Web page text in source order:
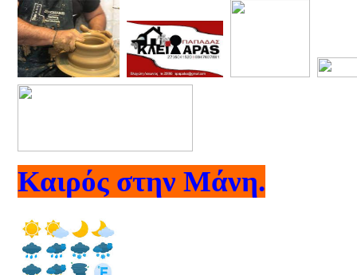
Καιρός στην Μάνη.